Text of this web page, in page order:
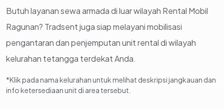
Butuh layanan sewa armada di luar wilayah Rental Mobil
Ragunan? Tradsent juga siap melayani mobilisasi
pengantaran dan penjemputan unit rental di wilayah
kelurahan tetangga terdekat Anda.
*Klik pada nama kelurahan untuk melihat deskripsi jangkauan dan
info ketersediaan unit di area tersebut.